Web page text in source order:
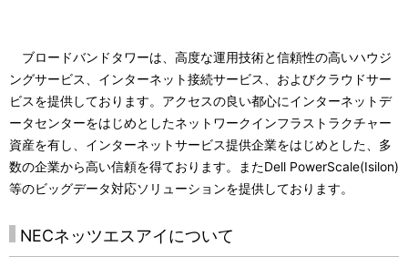
ブロードバンドタワーは、高度な運用技術と信頼性の高いハウジ
ングサービス、インターネット接続サービス、およびクラウドサー
ビスを提供しております。アクセスの良い都心にインターネットデ
ータセンターをはじめとしたネットワークインフラストラクチャー
資産を有し、インターネットサービス提供企業をはじめとした、多
数の企業から高い信頼を得ております。またDell PowerScale(Isilon)
等のビッグデータ対応ソリューションを提供しております。
NECネッツエスアイについて